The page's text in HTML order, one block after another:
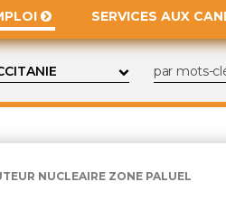
SERVICES AUX
NUCLEAIRE ZONE PALUEL